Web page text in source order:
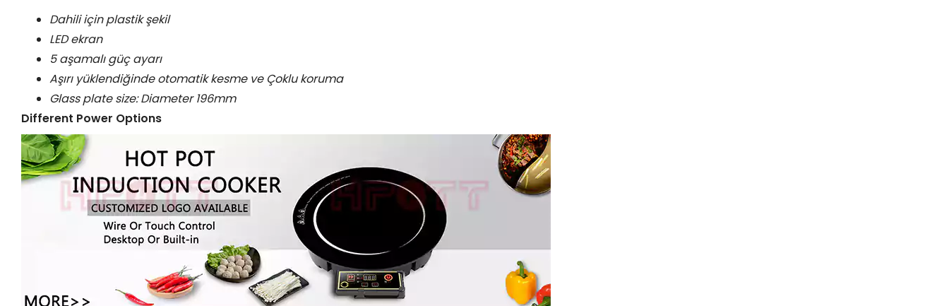
Dahili için plastik şekil
LED ekran
5 aşamalı güç ayarı
Aşırı yüklendiğinde otomatik kesme ve Çoklu koruma
Glass plate size: Diameter 196mm
Different Power Options